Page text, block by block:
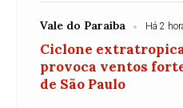
Vale do Paraiba Há 2
Ciclone
provoca ventos
de São Paulo